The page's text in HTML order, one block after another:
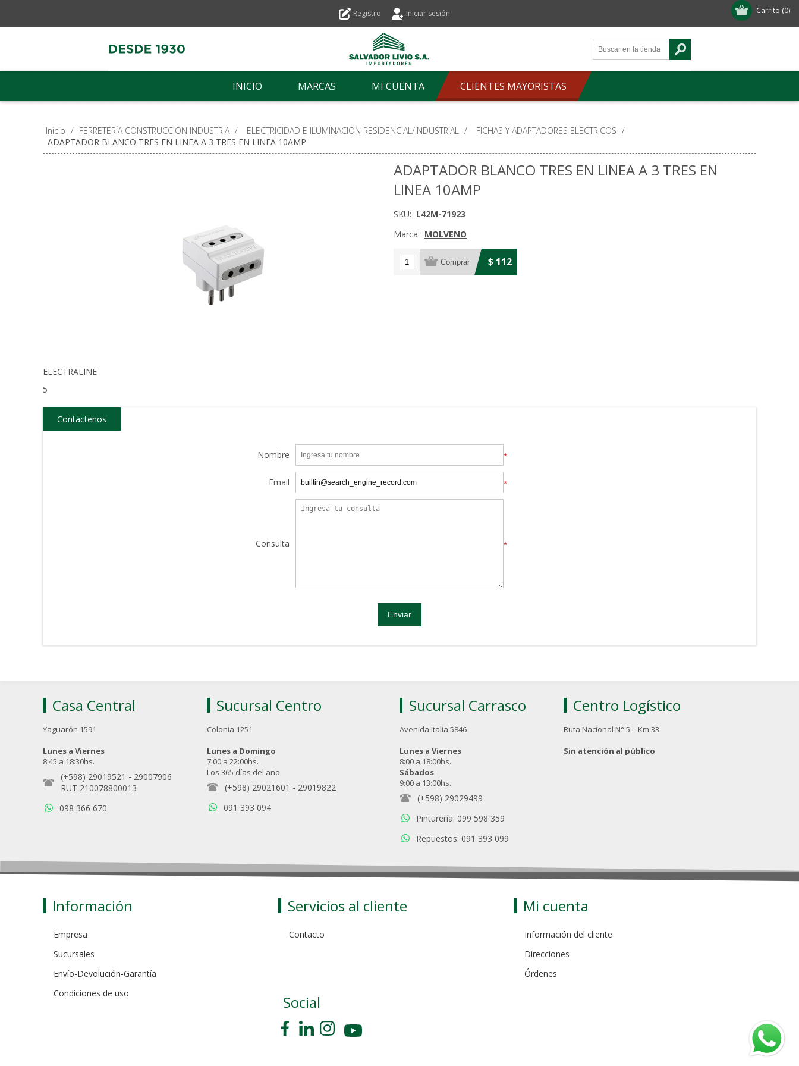
Carrito (0)
Registro Iniciar sesión
INICIO MARCAS MI CUENTA CLIENTES MAYORISTAS
Inicio / FERRETERÍA CONSTRUCCIÓN INDUSTRIA / ELECTRICIDAD E ILUMINACION RESIDENCIAL/INDUSTRIAL / FICHAS Y ADAPTADORES ELECTRICOS /
ADAPTADOR BLANCO TRES EN LINEA A 3 TRES EN LINEA 10AMP
ADAPTADOR BLANCO TRES EN LINEA A 3 TRES EN
LINEA 10AMP
SKU: L42M-71923
Marca: MOLVENO
$ 112
ELECTRALINE
5
Contáctenos
Nombre *
Email *
Consulta *
Casa Central
Yaguarón 1591
Lunes a Viernes
8:45 a 18:30hs.
(+598) 29019521 - 29007906
RUT 210078800013
098 366 670
Sucursal Centro
Colonia 1251
Lunes a Domingo
7:00 a 22:00hs.
Los 365 días del año
(+598) 29021601 - 29019822
091 393 094
Sucursal Carrasco
Avenida Italia 5846
Lunes a Viernes
8:00 a 18:00hs.
Sábados
9:00 a 13:00hs.
(+598) 29029499
Pinturería: 099 598 359
Repuestos: 091 393 099
Centro Logístico
Ruta Nacional N° 5 – Km 33
Sin atención al público
Información
Empresa
Sucursales
Envío-Devolución-Garantía
Condiciones de uso
Servicios al cliente
Contacto
Mi cuenta
Información del cliente
Direcciones
Órdenes
Social